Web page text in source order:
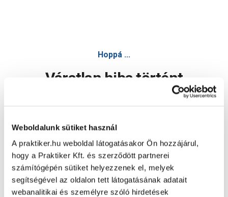
Weboldalunk sütiket használ
A praktiker.hu weboldal látogatásakor Ön hozzájárul,
hogy a Praktiker Kft. és szerződött partnerei
számítógépén sütiket helyezzenek el, melyek
segítségével az oldalon tett látogatásának adatait
webanalitikai és személyre szóló hirdetések
Hoppá ...
Váratlan hiba történt
Oldal újratöltése